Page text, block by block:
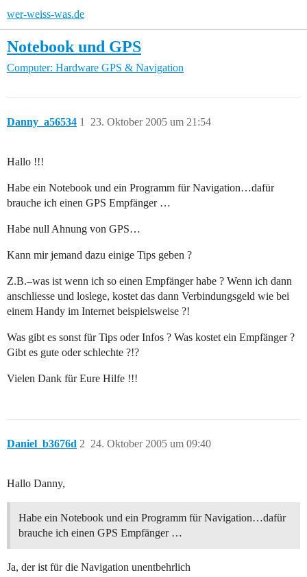
wer-weiss-was.de
Notebook und GPS
Computer: Hardware GPS & Navigation
Danny_a56534 23. Oktober 2005 um 21:54
1
Hallo !!!
Habe ein Notebook und ein Programm für Navigation…dafür
brauche ich einen GPS Empfänger …
Habe null Ahnung von GPS…
Kann mir jemand dazu einige Tips geben ?
Z.B.–was ist wenn ich so einen Empfänger habe ? Wenn ich dann
anschliesse und loslege, kostet das dann Verbindungsgeld wie bei
einem Handy im Internet beispielsweise ?!
Was gibt es sonst für Tips oder Infos ? Was kostet ein Empfänger ?
Gibt es gute oder schlechte ?!?
Vielen Dank für Eure Hilfe !!!
Daniel_b3676d 24. Oktober 2005 um 09:40
2
Hallo Danny,
Habe ein Notebook und ein Programm für Navigation…dafür
brauche ich einen GPS Empfänger …
Ja, der ist für die Navigation unentbehrlich